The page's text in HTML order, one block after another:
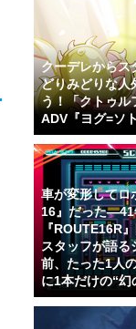
クーデレからス
どりみどりな人
う！「クトゥル
ADV『ヨグ=ソ
車が変形してロ
16』だった―41
『ROUTE16R
スタッフが語
前、たった1人
に1本だけの“